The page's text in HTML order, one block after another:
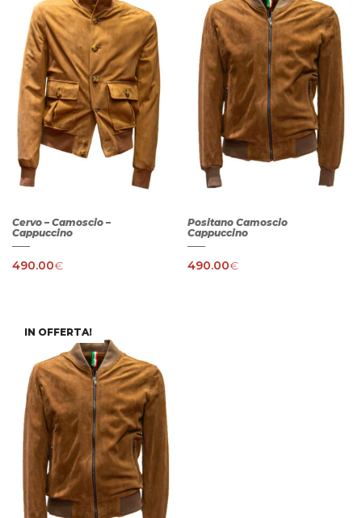
Cervo – Camoscio –
Cappuccino
490.00€
Positano Camoscio
Cappuccino
490.00€
IN OFFERTA!